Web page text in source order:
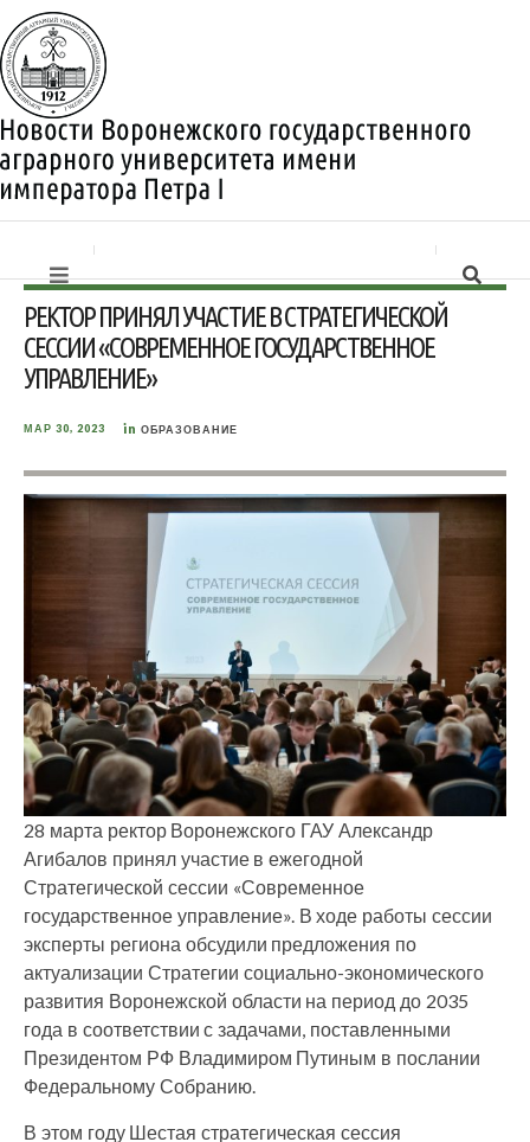
РЕКТОР ПРИНЯЛ УЧАСТИЕ В СТРАТЕГИЧЕСКОЙ
СЕССИИ «СОВРЕМЕННОЕ ГОСУДАРСТВЕННОЕ
УПРАВЛЕНИЕ»
МАР 30, 2023 in ОБРАЗОВАНИЕ
28 марта ректор Воронежского ГАУ Александр
Агибалов принял участие в ежегодной
Стратегической сессии «Современное
государственное управление». В ходе работы сессии
эксперты региона обсудили предложения по
актуализации Стратегии социально-экономического
развития Воронежской области на период до 2035
года в соответствии с задачами, поставленными
Президентом РФ Владимиром Путиным в послании
Федеральному Собранию.
В этом году Шестая стратегическая сессия